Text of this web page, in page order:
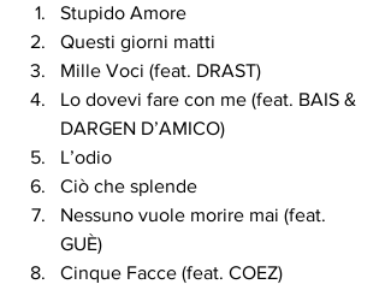
Stupido Amore
Questi giorni matti
Mille Voci (feat. DRAST)
Lo dovevi fare con me (feat. BAIS &
DARGEN D’AMICO)
L’odio
Ciò che splende
Nessuno vuole morire mai (feat.
GUÈ)
Cinque Facce (feat. COEZ)